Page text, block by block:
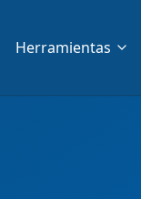
Herramientas